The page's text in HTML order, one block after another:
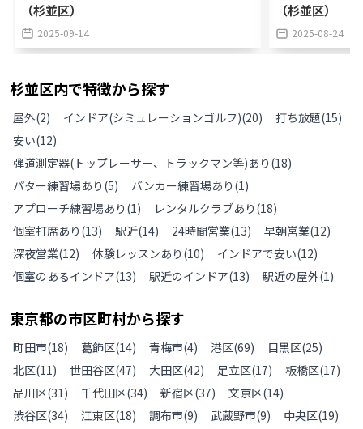
（杉並区）
2025-09-14
（杉並区）
2025-08-24
杉並区内で特徴から探す
屋外(2) インドア(シミュレーションゴルフ)(20) 打ち放題(15)
安い(12)
弾道測定器(トップレーサー、トラックマン等)あり (18)
パター練習場あり (5) バンカー練習場あり (1)
アプローチ練習場あり (1) レンタルクラブあり (18)
個室打席あり (13) 駅近(14) 24時間営業(13) 早朝営業(12)
深夜営業(12) 体験レッスンあり (10) インドアで安い(12)
個室のあるインドア(13) 駅近のインドア(13) 駅近の屋外(1)
東京都の市区町村から探す
町田市(18) 葛飾区(14) 青梅市(4) 港区(69) 目黒区(25)
北区(11) 世田谷区(47) 大田区(42) 足立区(17) 板橋区(17)
品川区(31) 千代田区(34) 新宿区(37) 文京区(14)
渋谷区(34) 江東区(18) 調布市(9) 武蔵野市(9) 中央区(19)